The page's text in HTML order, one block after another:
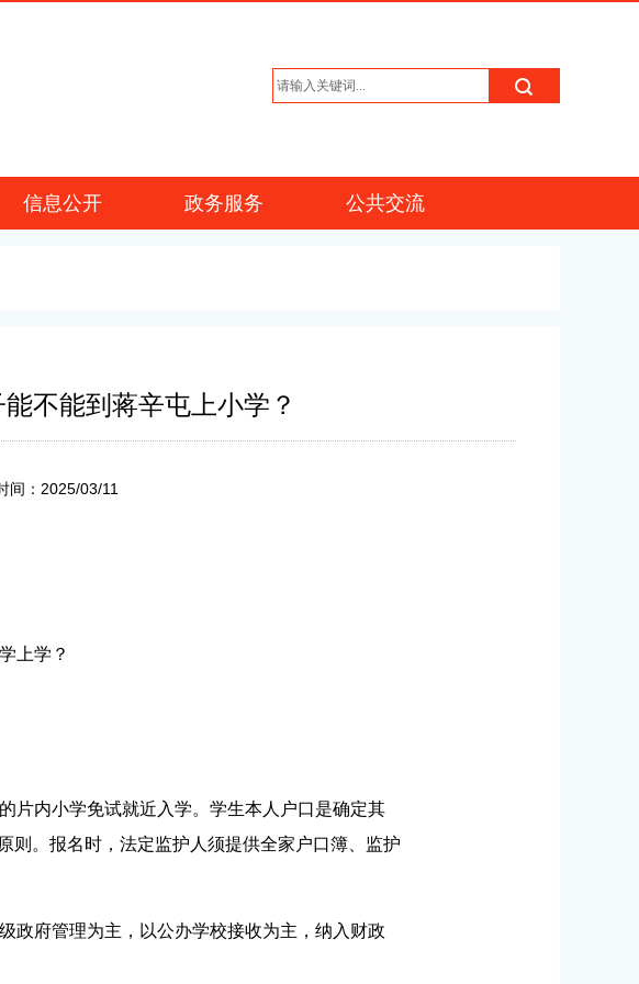
信息公开 政务服务 公共交流
不能到蒋辛屯上小学？
间： 2025/03/11
上学？
内小学免试就近入学。学生本人户口是确定其
则。报名时，法定监护人须提供全家户口簿、监护
府管理为主，以公办学校接收为主，纳入财政